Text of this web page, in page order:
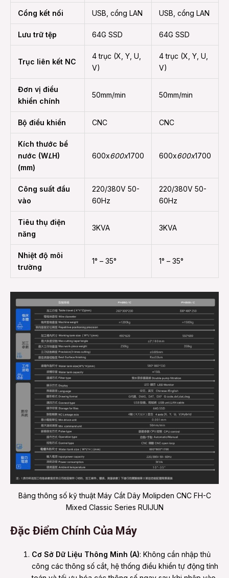
Cổng kết nối USB, cổng LAN USB, cổng LAN
Lưu trữ tệp 64G SSD 64G SSD
Trục liên kết NC
4 trục (X, Y, U,
V)
4 trục (X, Y, U,
V)
Đơn vị điều
khiển chính
50mm/min 50mm/min
Bộ điều khiển CNC CNC
Kích thước bể
nước (WLH)
(mm)
600x600x1700 600x600x1700
Công suất đầu
vào
220/380V 50-
60Hz
220/380V 50-
60Hz
Tiêu thụ điện
năng
3KVA 3KVA
Nhiệt độ môi
trường
1° – 35° 1° – 35°
Bảng thông số kỹ thuật Máy Cắt Dây Molipden CNC FH-C
Mixed Classic Series RUIJUN
Đặc Điểm Chính Của Máy
Cơ Sở Dữ Liệu Thông Minh (A): Không cần nhập thủ
công các thông số cắt, hệ thống điều khiển tự động tính